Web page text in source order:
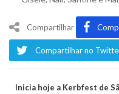
Compartilhar
Compartilhar no
Inicia hoje a Kerbfest de